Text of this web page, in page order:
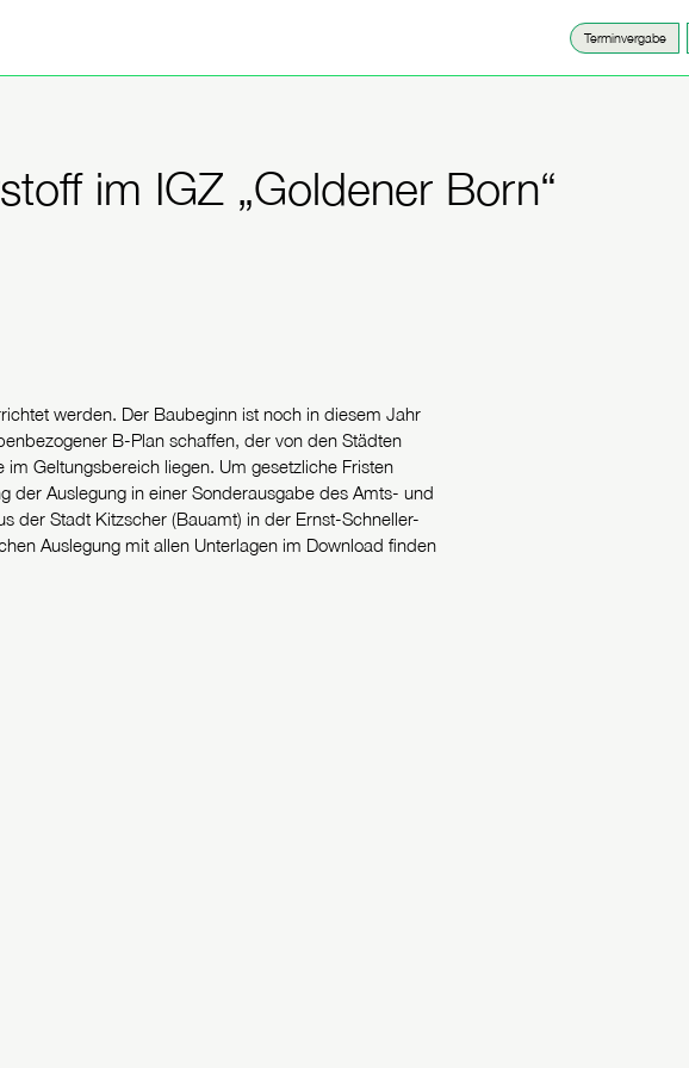
Terminvergabe
im IGZ „Goldener Born“
werden. Der Baubeginn ist noch in diesem Jahr
B-Plan schaffen, der von den Städten
Geltungsbereich liegen. Um gesetzliche Fristen
der Auslegung in einer Sonderausgabe des Amts- und
der Stadt Kitzscher (Bauamt) in der Ernst-Schneller-
Auslegung mit allen Unterlagen im Download finden